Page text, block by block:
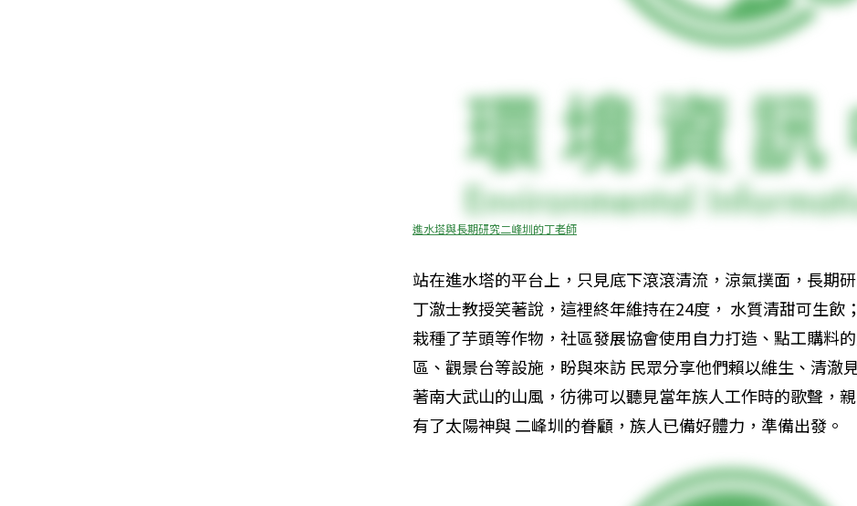
進水塔與長期研究二峰圳的丁老師
站在進水塔的平台上，只見底下滾滾清流，涼氣撲面，長期
丁澈士教授笑著說，這裡終年維持在24度， 水質清甜可生飲
栽種了芋頭等作物，社區發展協會使用自力打造、點工購料
區、觀景台等設施，盼與來訪 民眾分享他們賴以維生、清澈
著南大武山的山風，彷彿可以聽見當年族人工作時的歌聲，
有了太陽神與 二峰圳的眷顧，族人已備好體力，準備出發。